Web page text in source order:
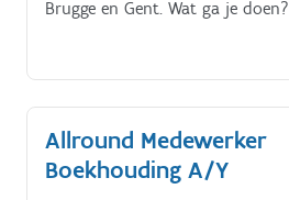
Brugge en Gent. Wat ga je doen?
Allround Medewerker
Boekhouding A/Y